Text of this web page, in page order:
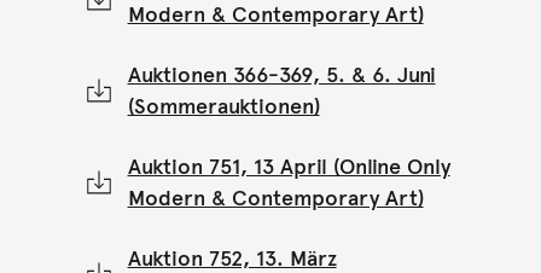
Modern & Contemporary Art)
Auktionen 366-369, 5. & 6. Juni
(Sommerauktionen)
Auktion 751, 13 April (Online Only
Modern & Contemporary Art)
Auktion 752, 13. März